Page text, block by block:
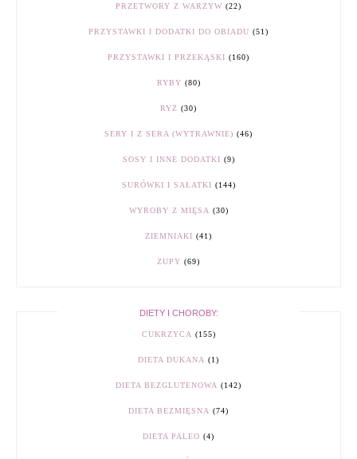
PRZETWORY Z WARZYW (22)
PRZYSTAWKI I DODATKI DO OBIADU (51)
PRZYSTAWKI I PRZEKĄSKI (160)
RYBY (80)
RYŻ (30)
SERY I Z SERA (WYTRAWNIE) (46)
SOSY I INNE DODATKI (9)
SURÓWKI I SAŁATKI (144)
WYROBY Z MIĘSA (30)
ZIEMNIAKI (41)
ZUPY (69)
DIETY I CHOROBY:
CUKRZYCA (155)
DIETA DUKANA (1)
DIETA BEZGLUTENOWA (142)
DIETA BEZMIĘSNA (74)
DIETA PALEO (4)